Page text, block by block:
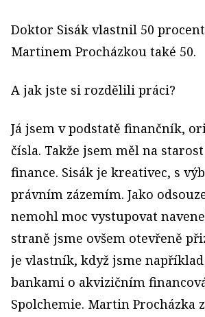
Doktor Sisák vlastnil 50
Martinem Procházkou také 50.
A jak jste si rozdělili práci?
Já jsem v podstatě finančník,
čísla. Takže jsem měl na
finance. Sisák je kreativec, s
právním zázemím. Jako
nemohl moc vystupovat
straně jsme ovšem otevřeně
je vlastník, když jsme
bankami o akvizičním
Spolchemie. Martin Procházka